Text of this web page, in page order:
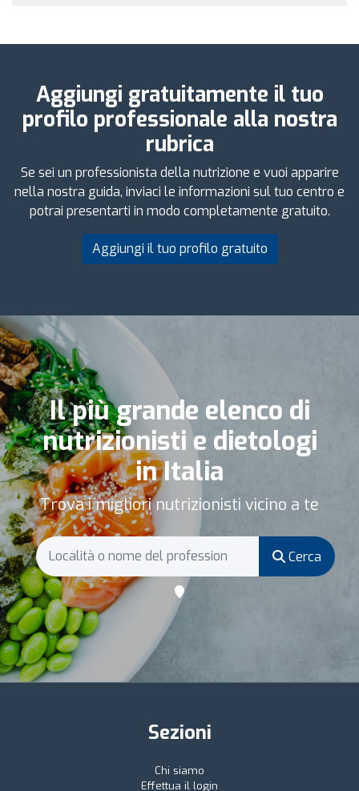
Aggiungi gratuitamente il tuo
profilo professionale alla nostra
rubrica
Se sei un professionista della nutrizione e vuoi apparire
nella nostra guida, inviaci le informazioni sul tuo centro e
potrai presentarti in modo completamente gratuito.
Aggiungi il tuo profilo gratuito
Il più grande elenco di
nutrizionisti e dietologi
in Italia
Trova i migliori nutrizionisti vicino a te
Cerca
Sezioni
Chi siamo
Effettua il login